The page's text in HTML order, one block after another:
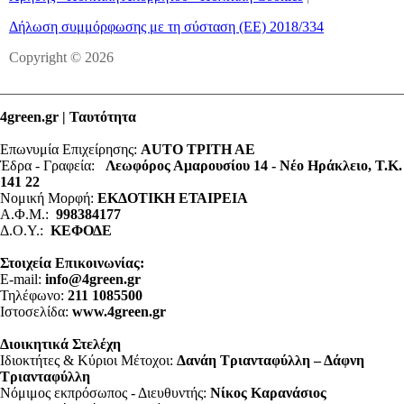
Δήλωση συμμόρφωσης με τη σύσταση (ΕΕ) 2018/334
Copyright © 2026
4green.gr | Ταυτότητα
Επωνυμία Επιχείρησης: AUTO ΤΡΙΤΗ ΑΕ
Έδρα - Γραφεία: Λεωφόρος Αμαρουσίου 14 - Νέο Ηράκλειο, Τ.Κ.
141 22
Νομική Μορφή: ΕΚΔΟΤΙΚΗ ΕΤΑΙΡΕΙΑ
Α.Φ.Μ.: 998384177
Δ.Ο.Υ.: ΚΕΦΟΔΕ
Στοιχεία Επικοινωνίας:
E-mail: info@4green.gr
Τηλέφωνο: 211 1085500
Ιστοσελίδα: www.4green.gr
Διοικητικά Στελέχη
Ιδιοκτήτες & Κύριοι Μέτοχοι: Δανάη Τριανταφύλλη – Δάφνη
Τριανταφύλλη
Νόμιμος εκπρόσωπος - Διευθυντής: Νίκος Καρανάσιος